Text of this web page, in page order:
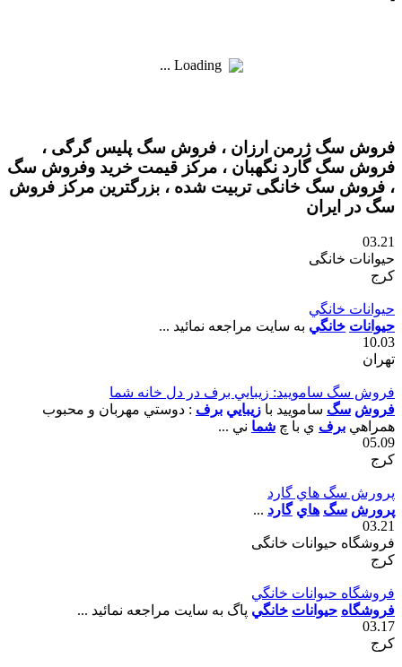
Loading ...
فروش سگ ژرمن ارزان ، فروش سگ پلیس گرگی ،
فروش سگ گارد نگهبان ، مرکز قیمت خرید وفروش سگ
، فروش سگ خانگی تربیت شده ، بزرگترین مرکز فروش
سگ در ایران
03.21
حیوانات خانگی
کرج
حيوانات خانگي
حيوانات خانگي به سايت مراجعه نمائيد ...
10.03
تهران
فروش سگ ساموييد: زيبايي برف در دل خانه شما
فروش سگ ساموييد با زيبايي برف : دوستي مهربان و محبوب
همراهي برف ي با چ شما ني ...
05.09
کرج
پرورش سگ هاي گارد
پرورش سگ هاي گارد ...
03.21
فروشگاه حیوانات خانگی
کرج
فروشگاه حيوانات خانگي
فروشگاه حيوانات خانگي پاگ به سايت مراجعه نمائيد ...
03.17
کرج